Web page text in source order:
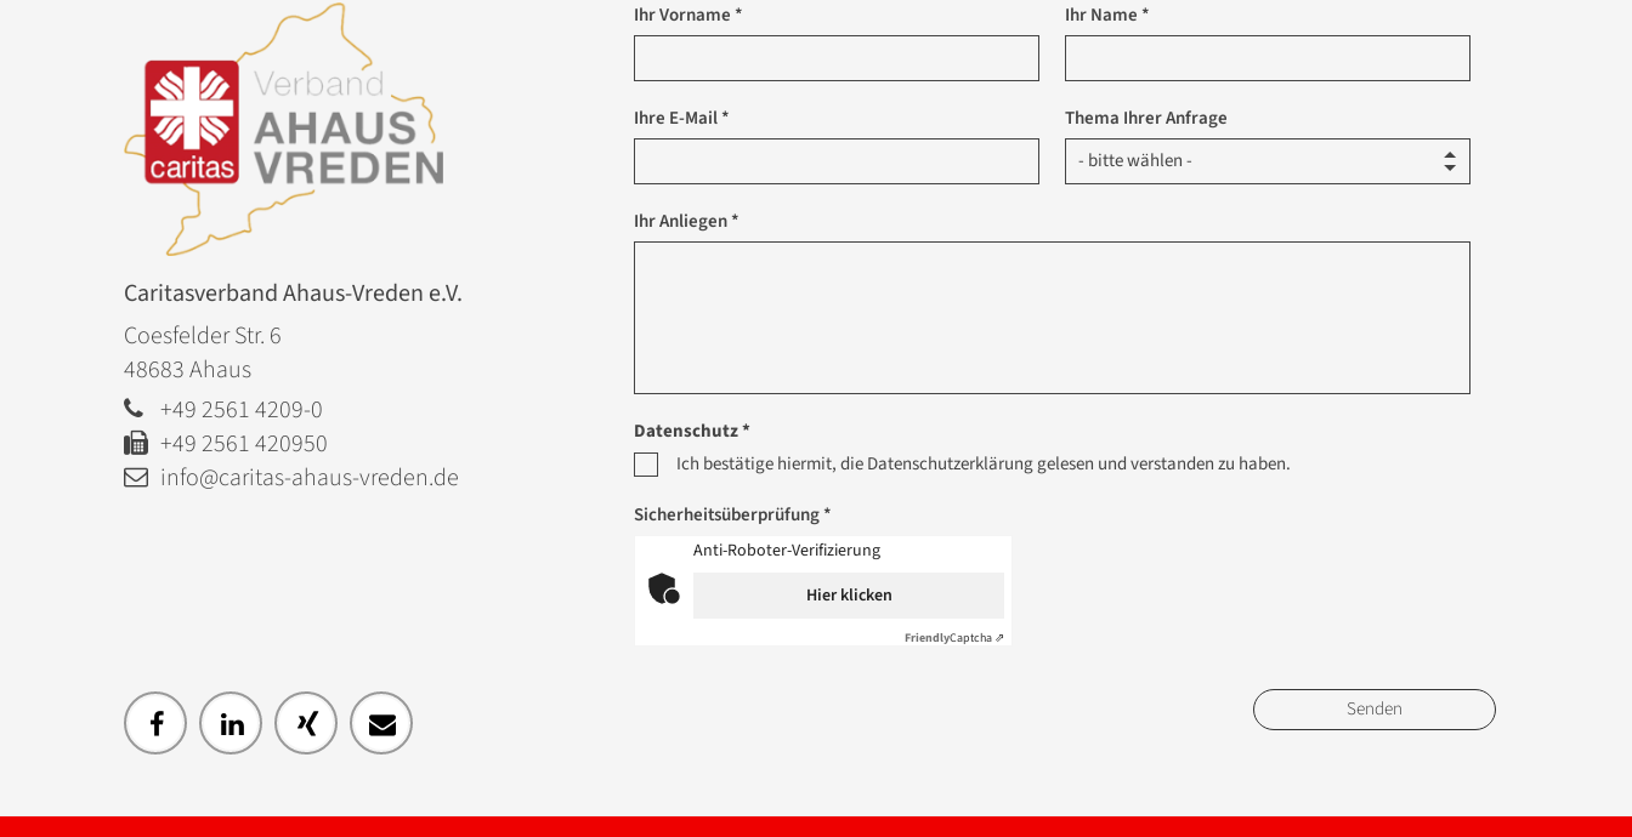
Ihr Vorname * Ihr Name *
Ihre E-Mail * Thema Ihrer Anfrage
Ihr Anliegen *
Datenschutz *
Ich bestätige hiermit, die Datenschutzerklärung gelesen und verstanden zu haben.
Sicherheitsüberprüfung *
Anti-Roboter-Verifizierung
Hier klicken
FriendlyCaptcha ⇗
Caritasverband Ahaus-Vreden e.V.
Coesfelder Str. 6
48683Ahaus
+49 2561 4209-0
+49 2561 420950
info@caritas-ahaus-vreden.de